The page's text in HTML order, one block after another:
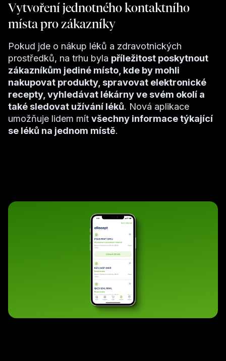
Vytvoření jednotného kontaktního
místa pro zákazníky
Pokud jde o nákup léků a zdravotnických
prostředků, na trhu byla příležitost poskytnout
zákazníkům jediné místo, kde by mohli
nakupovat produkty, spravovat elektronické
recepty, vyhledávat lékárny ve svém okolí a
také sledovat užívání léků. Nová aplikace
umožňuje lidem mít všechny informace týkající
se léků na jednom místě.